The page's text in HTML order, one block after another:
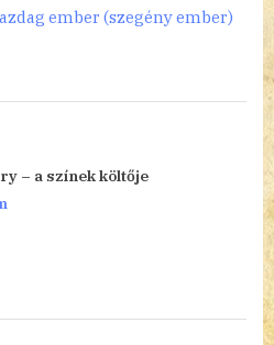
ember (szegény ember)
– a színek költője